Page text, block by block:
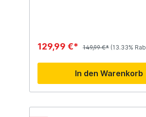
129,99 €* 149,99 €* (13.33%
In den Warenkorb